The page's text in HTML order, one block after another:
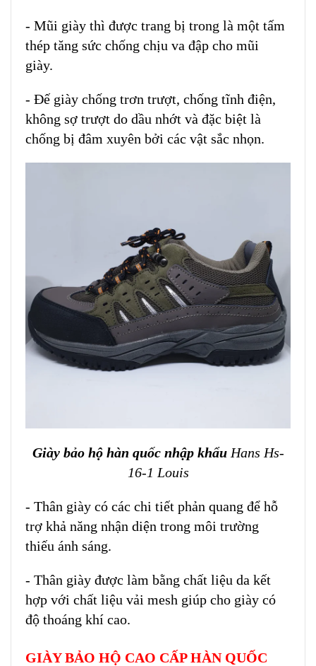
- Mũi giày thì được trang bị trong là một tấm
thép tăng sức chống chịu va đập cho mũi
giày.
- Đế giày chống trơn trượt, chống tĩnh điện,
không sợ trượt do dầu nhớt và đặc biệt là
chống bị đâm xuyên bởi các vật sắc nhọn.
Giày bảo hộ hàn quốc nhập khẩuHans Hs-
16-1 Louis
- Thân giày có các chi tiết phản quang để hỗ
trợ khả năng nhận diện trong môi trường
thiếu ánh sáng.
- Thân giày được làm bằng chất liệu da kết
hợp với chất liệu vải mesh giúp cho giày có
độ thoáng khí cao.
GIÀY BẢO HỘ CAO CẤP HÀN QUỐC